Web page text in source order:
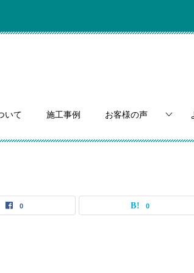
いて 施工事例 お客様の声
0 0